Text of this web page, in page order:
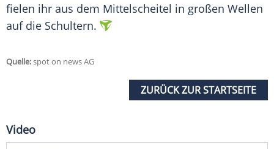
fielen ihr aus dem Mittelscheitel in großen Wellen
auf die Schultern.
Quelle:spot on news AG
ZURÜCK ZUR STARTSEITE
Video